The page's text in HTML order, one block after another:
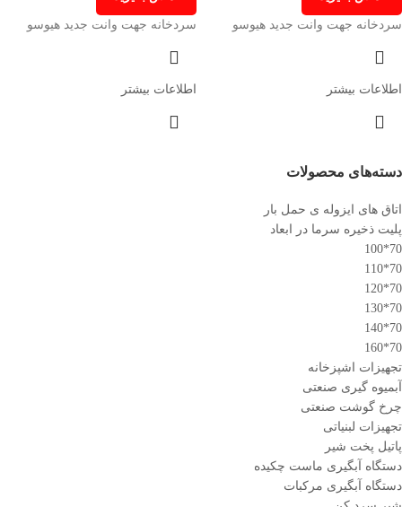
دسته‌های محصولات
اتاق های ایزوله ی حمل بار
پلیت ذخیره سرما در ابعاد
70*100
70*110
70*120
70*130
70*140
70*160
تجهیزات اشپزخانه
آبمیوه گیری صنعتی
چرخ گوشت صنعتی
تجهیزات لبنیاتی
پاتیل پخت شیر
دستگاه آبگیری ماست چکیده
دستگاه آبگیری مرکبات
سردخانه جهت وانت جدید هیوسو
اطلاعات بیشتر
سردخانه جهت وانت جدید هیوسو
اطلاعات بیشتر